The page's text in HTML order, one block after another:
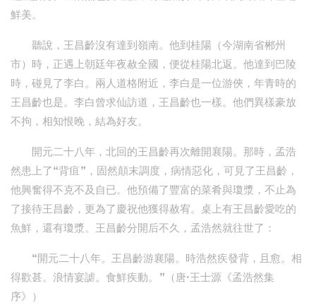
鮮美。
聽說，王昌齡沒有達到嶺南。他到桂陽（今湖南省郴州
市）時，正遇上朝廷年夜赦全國，便從桂陽北返。他達到巴陵
時，碰見了李白。兩人道格附近，李白是一位游俠，年青時的
王昌齡也是。李白曾求仙訪道，王昌齡也一樣。他們異樣豪放
不拘，相知恨晚，結為好友。
開元二十八年，北回的王昌齡再次離開襄陽。那時，孟浩
然患上了“背疽”，固然顛末調度，病情惡化，可見了王昌齡，
他興奮得不克不及自已。他預備了豐富的菜肴與瓊漿，不止為
了接待王昌齡，更為了慶祝他獲得赦宥。桌上有王昌齡愛吃的
魚鮮，還有瓊漿。王昌齡分開后不久，孟浩然就往世了：
“開元二十八年。王昌齡游襄陽。時浩然疾發背，且愈。相
得歡甚。浪情宴謔。食鮮疾動。”（唐·王士源《孟浩然集
序》）